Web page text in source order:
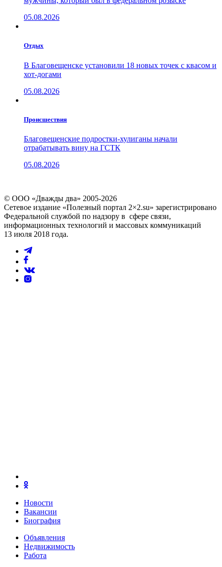
05.08.2026
Отдых
В Благовещенске установили 18 новых точек с квасом и
хот-догами
05.08.2026
Проиcшествия
Благовещенские подростки-хулиганы начали
отрабатывать вину на ГСТК
05.08.2026
© ООО «Дважды два» 2005-2026
Сетевое издание «Полезный портал 2×2.su» зарегистрировано
Федеральной службой по надзору в сфере связи,
информационных технологий и массовых коммуникаций
13 июля 2018 года.
Новости
Вакансии
Биография
Объявления
Недвижимость
Работа